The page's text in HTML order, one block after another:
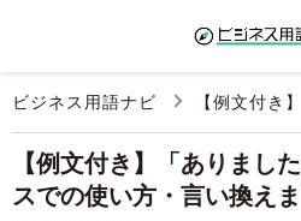
ビジネス用語ナビ 【例文付き
【例文付き】「ありまし
スでの使い方・言い換え